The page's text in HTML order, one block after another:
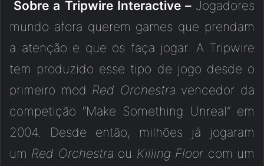
Sobre a Tripwire Interactive – Jogadores
mundo afora querem games que prendam
a atenção e que os faça jogar. A Tripwire
tem produzido esse tipo de jogo desde o
primeiro mod Red Orchestra vencedor da
competição “Make Something Unreal” em
2004. Desde então, milhões já jogaram
um Red Orchestra ou Killing Floor com um